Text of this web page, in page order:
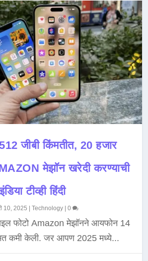
जीबी किंमतीत, 20 हजार
मेझॉन खरेदी करण्याची
टीव्ही हिंदी
10, 2025 |Technology |0
फोटो Amazon मेझॉनने आयफोन 14
कमी केली. जर आपण 2025 मध्ये...